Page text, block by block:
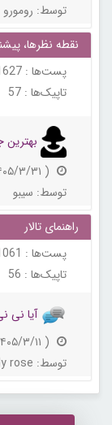
توسط: رومورو
نقطه نظرها،
پست‌ها :
تاپیک‌ها : 57
بهترین
( ۱۴۰۵/۳/۳۱ ۰۳:۵۲ )
توسط: سیبو
راهنمای تالار
پست‌ها :
تاپیک‌ها : 56
آیا نی
( ۱۴۰۵/۳/۱۱ ۰۳:۵۲ )
توسط: rose